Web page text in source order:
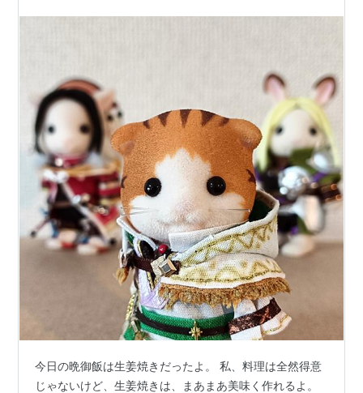
今日の晩御飯は生姜焼きだったよ。 私、料理は全然得意
じゃないけど、生姜焼きは、まあまあ美味く作れるよ。